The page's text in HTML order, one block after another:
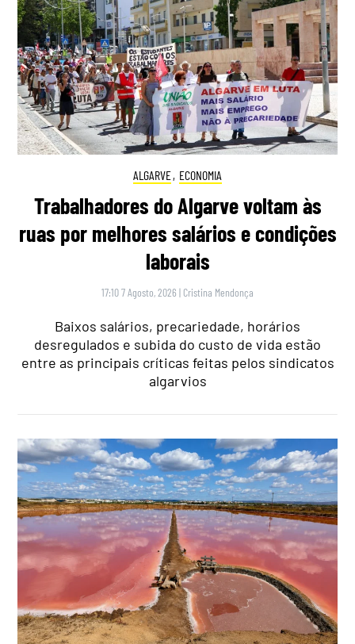
ALGARVE, ECONOMIA
Trabalhadores do Algarve voltam às
ruas por melhores salários e condições
laborais
17:10 7 Agosto, 2026 | Cristina Mendonça
Baixos salários, precariedade, horários
desregulados e subida do custo de vida estão
entre as principais críticas feitas pelos sindicatos
algarvios